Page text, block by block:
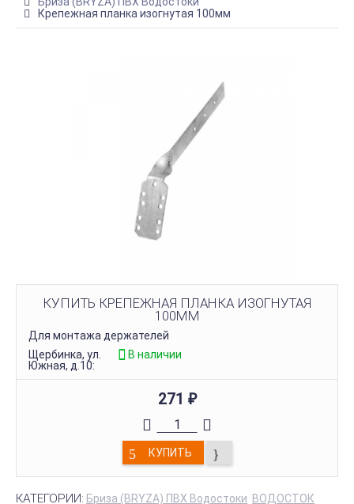
Крепежная планка изогнутая 100мм
КУПИТЬ КРЕПЕЖНАЯ ПЛАНКА ИЗОГНУТАЯ
100ММ
Для монтажа держателей
Щербинка, ул.
Южная, д.10:
В наличии
271 ₽
КУПИТЬ
КАТЕГОРИИ: Бриза (BRYZA) ПВХ Водостоки ВОДОСТОК